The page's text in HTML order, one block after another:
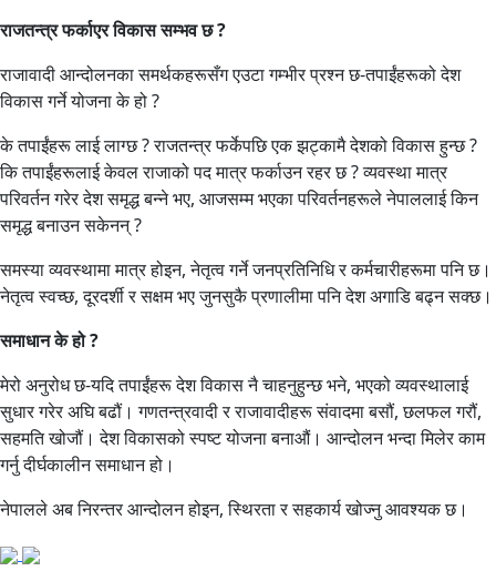
राजतन्त्र फर्काएर विकास सम्भव छ ?
राजावादी आन्दोलनका समर्थकहरूसँग एउटा गम्भीर प्रश्न छ-तपाईंहरूको देश
विकास गर्ने योजना के हो ?
के तपाईंहरू लाई लाग्छ ? राजतन्त्र फर्केपछि एक झट्कामै देशको विकास हुन्छ ?
कि तपाईंहरूलाई केवल राजाको पद मात्र फर्काउन रहर छ ? व्यवस्था मात्र
परिवर्तन गरेर देश समृद्ध बन्ने भए, आजसम्म भएका परिवर्तनहरूले नेपाललाई किन
समृद्ध बनाउन सकेनन् ?
समस्या व्यवस्थामा मात्र होइन, नेतृत्व गर्ने जनप्रतिनिधि र कर्मचारीहरूमा पनि छ।
नेतृत्व स्वच्छ, दूरदर्शी र सक्षम भए जुनसुकै प्रणालीमा पनि देश अगाडि बढ्न सक्छ।
समाधान के हो ?
मेरो अनुरोध छ-यदि तपाईंहरू देश विकास नै चाहनुहुन्छ भने, भएको व्यवस्थालाई
सुधार गरेर अघि बढौं। गणतन्त्रवादी र राजावादीहरू संवादमा बसौं, छलफल गरौं,
सहमति खोजौं। देश विकासको स्पष्ट योजना बनाऔं। आन्दोलन भन्दा मिलेर काम
गर्नु दीर्घकालीन समाधान हो।
नेपालले अब निरन्तर आन्दोलन होइन, स्थिरता र सहकार्य खोज्नु आवश्यक छ।